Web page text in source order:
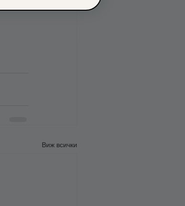
Виж всички